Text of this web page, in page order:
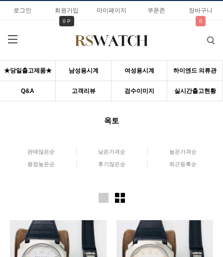
로그인 회원가입
0 P
마이페이지 쿠폰존 장바구니
0
★당일출고제품★ 남성용시계 여성용시계 하이엔드 의류관
Q&A 고객리뷰 검수이미지 실시간출고현황
옥토
판매많은순 낮은가격순 높은가격순
평점높은순 후기많은순 최근등록순